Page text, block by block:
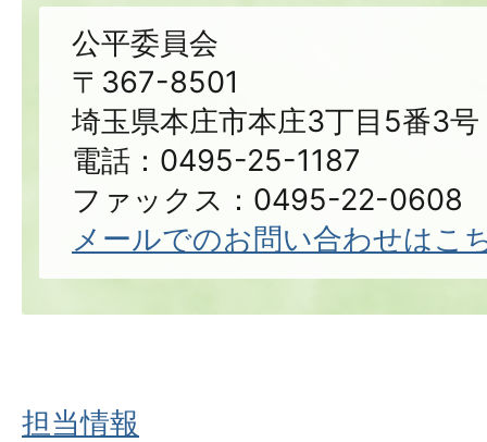
公平委員会
〒367-8501
埼玉県本庄市本庄3丁目5番3号
電話：0495-25-1187
ファックス：0495-22-0608
メールでのお問い合わせはこ
担当情報